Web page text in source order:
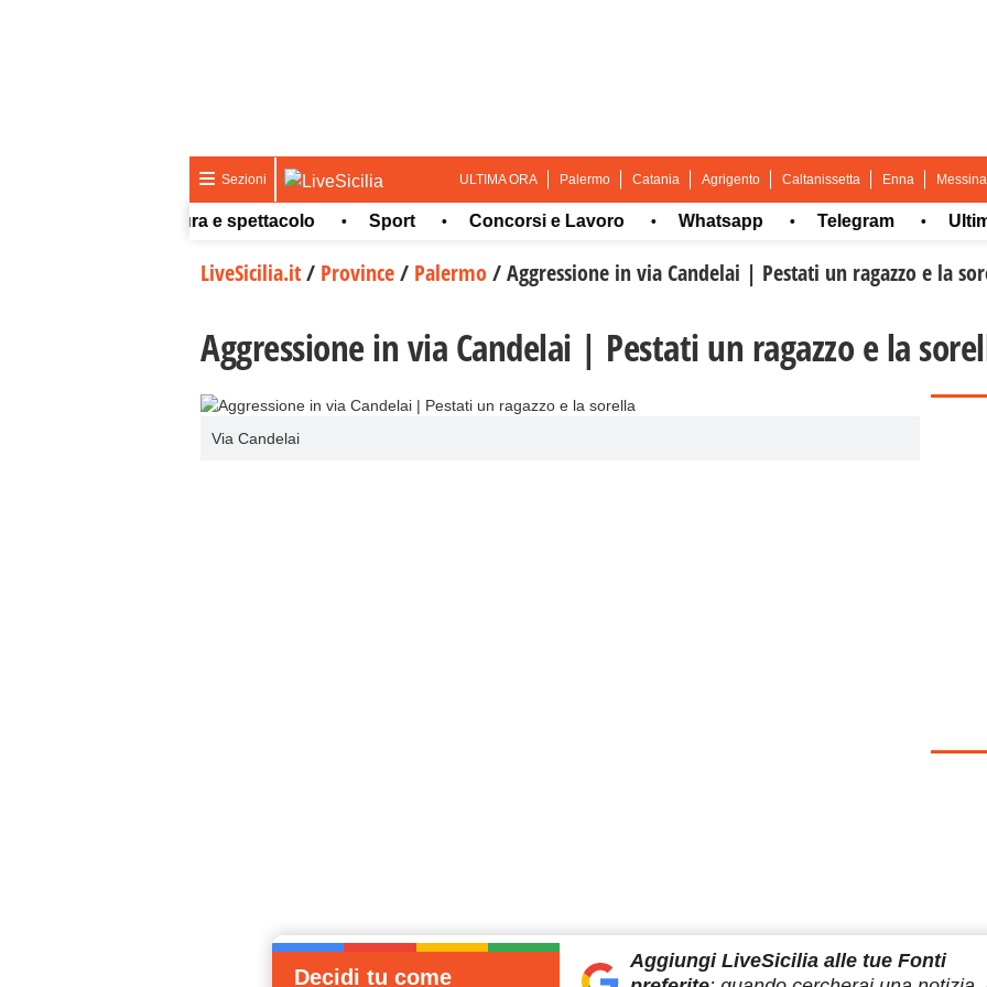
Sezioni ULTIMA ORA Palermo Catania Agrigento Caltanissetta Enna Messina
Cultura e spettacolo • Sport • Concorsi e Lavoro • Whatsapp • Telegram • Ultima
LiveSicilia.it/ Province/ Palermo/Aggressione in via Candelai | Pestati un ragazzo e la
Aggressione in via Candelai | Pestati un ragazzo e la
Via Candelai
Decidi tu come
Aggiungi LiveSiciliaalle tue Fonti